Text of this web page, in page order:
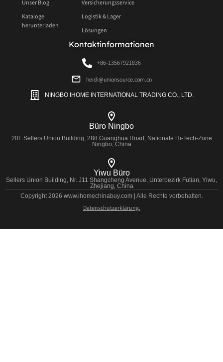
Unser Blog
Kataloge
herunterladen
Versicherungsservice
Logistik & Lager
Lösungen
Kontaktinformationen
+86-13567921836
heidi@unionsource.com.cn
NINGBO IHOME INTERNATIONAL TRADING CO., LTD.
Büro Ningbo
20F Sellers Union Building, 288 Guanghua Road, Nationale Hi-Tech-Zone
Ningbo, China
Yiwu Büro
Sellers Union Building, Nr. J11 Shangcheng Avenue, Unterbezirk Futian, Yiwu,
Zhejiang, China
Copyright 2026 www.ihomechinabuy.com | Alle Rechte vorbehalten.
Datenschutzerklärung.